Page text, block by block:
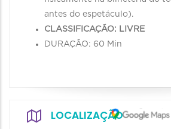
antes do espetáculo).
CLASSIFICAÇÃO: LIVRE
DURAÇÃO: 60 Min
LOCALIZAÇÃO